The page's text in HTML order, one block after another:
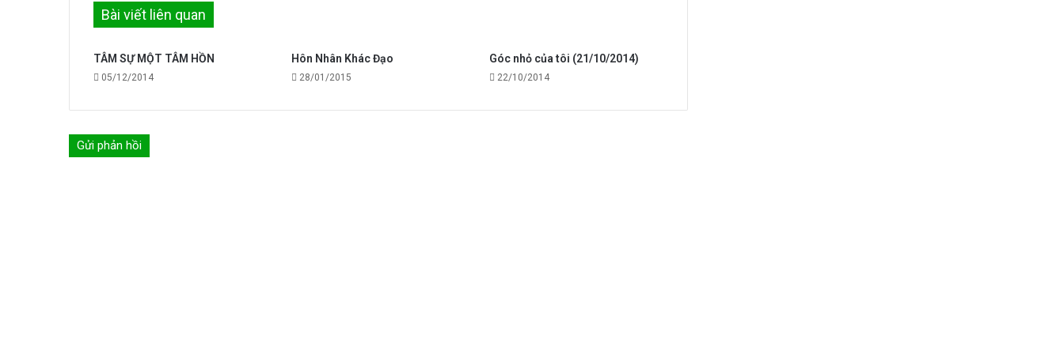
nghĩa
địa
giáo
Trạch
Bài viết liên quan
TÂM SỰ MỘT TÂM HỒN
05/12/2014
Hôn Nhân Khác Đạo
28/01/2015
Góc nhỏ của tôi (21/10/2014)
22/10/2014
Gửi phản hồi